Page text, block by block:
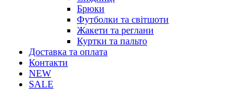
Брюки
Футболки та світшоти
Жакети та реглани
Куртки та пальто
Доставка та оплата
Контакти
NEW
SALE